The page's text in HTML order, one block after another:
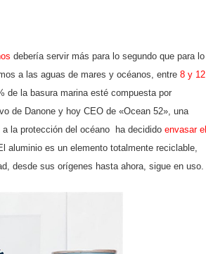
debería servir más para lo segundo que para lo
a las aguas de mares y océanos, entre 8 y 12
de la basura marina esté compuesta por
de Danone y hoy CEO de «Ocean 52», una
la protección del océano ha decidido envasar el
aluminio es un elemento totalmente reciclable,
desde sus orígenes hasta ahora, sigue en uso.